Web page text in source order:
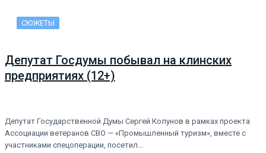
СЮЖЕТЫ
Депутат Госдумы побывал на клинских
предприятиях (12+)
Депутат Государственной Думы Сергей Колунов в рамках проекта
Ассоциации ветеранов СВО — «Промышленный туризм», вместе с
участниками спецоперации, посетил…